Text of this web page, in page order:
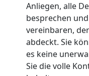
Anliegen, alle
besprechen
vereinbaren,
abdeckt. Sie
es keine
Sie die volle
Kleiner
Umzug